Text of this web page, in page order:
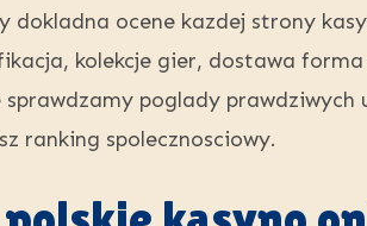
dokladna ocene kazdej strony
kolekcje gier, dostawa
poglady prawdziwych
ranking spolecznosciowy.